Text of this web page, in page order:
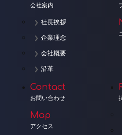
会社案内
社長挨拶
企業理念
会社概要
沿革
Contact
お問い合わせ
Map
アクセス